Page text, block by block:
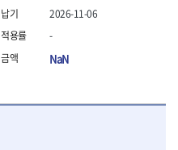
2026-11-06
-
NaN